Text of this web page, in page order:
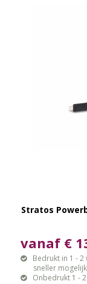
Stratos
vanaf €
Bedrukt in 1 - 2
sneller mogelijk
Onbedrukt 1 -